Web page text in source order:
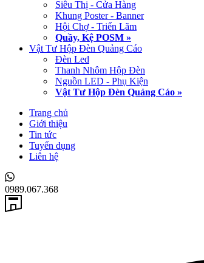
Siêu Thị - Cửa Hàng
Khung Poster - Banner
Hội Chợ - Triển Lãm
Quầy, Kệ POSM »
Vật Tư Hộp Đèn Quảng Cáo
Đèn Led
Thanh Nhôm Hộp Đèn
Nguồn LED - Phụ Kiện
Vật Tư Hộp Đèn Quảng Cáo »
Trang chủ
Giới thiệu
Tin tức
Tuyển dụng
Liên hệ
0989.067.368